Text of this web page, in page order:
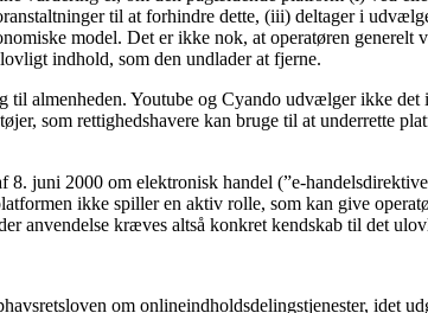
til at forhindre dette, (iii) deltager i
model. Det er ikke nok, at operatøren
indhold, som den undlader at fjerne.
almenheden. Youtube og Cyando udvælger ikke
som rettighedshavere kan bruge til at underrette
juni 2000 om elektronisk handel (”e-
ikke spiller en aktiv rolle, som kan give
anvendelse kræves altså konkret kendskab til det
om onlineindholdsdelingstjenester, idet